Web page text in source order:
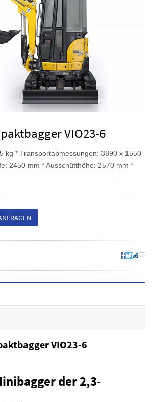
VIO23-6
kg * Transportabmessungen: 3890 x 1550
2450 mm * Ausschütthöhe: 2570 mm *
VIO23-6
der 2,3-